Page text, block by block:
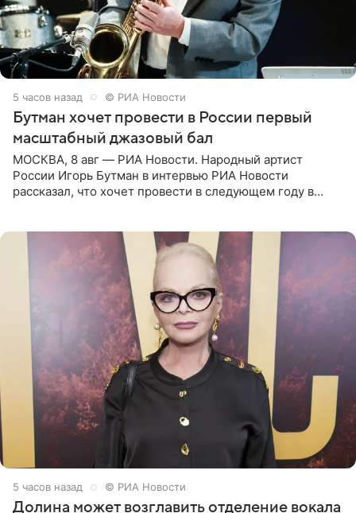
5 часов назад © РИА Новости
Бутман хочет провести в России первый
масштабный джазовый бал
МОСКВА, 8 авг — РИА Новости. Народный артист
России Игорь Бутман в интервью РИА Новости
рассказал, что хочет провести в следующем году в
5 часов назад © РИА Новости
Долина может возглавить отделение вокала